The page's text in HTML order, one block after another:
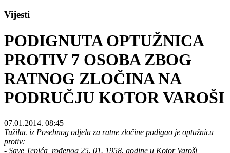
Vijesti
PODIGNUTA OPTUŽNICA
PROTIV 7 OSOBA ZBOG
RATNOG ZLOČINA NA
PODRUČJU KOTOR VAROŠI
07.01.2014. 08:45
Tužilac iz Posebnog odjela za ratne zločine podigao je optužnicu
protiv:
- Save Tepića, rođenog 25. 01. 1958. godine u Kotor Varoši,